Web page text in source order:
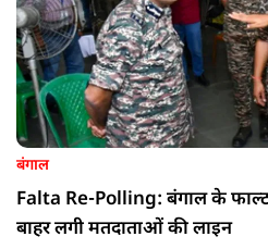
बंगाल
Falta Re-Polling: बंगाल के
बाहर लगी मतदाताओं की लाइन